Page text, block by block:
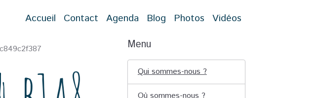
Accueil Contact Agenda Blog Photos Vidéos
Menu
Qui sommes-nous ?